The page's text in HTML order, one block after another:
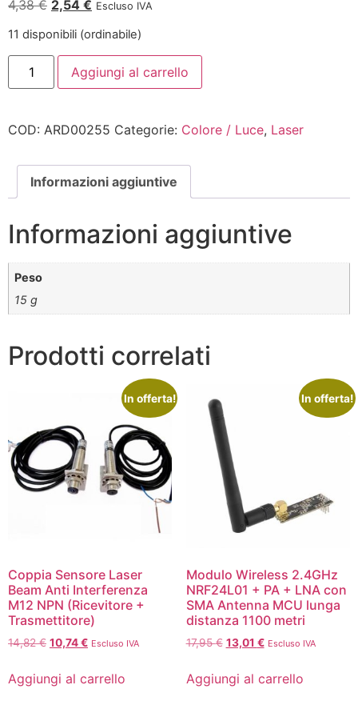
4,38€ 2,54 € Escluso IVA
11 disponibili (ordinabile)
Aggiungi al carrello
COD: ARD00255 Categorie: Colore / Luce, Laser
Informazioni aggiuntive
Informazioni aggiuntive
Peso
15 g
Prodotti correlati
In offerta!
Coppia Sensore Laser
Beam Anti Interferenza
M12 NPN (Ricevitore +
Trasmettitore)
14,82€ 10,74€ Escluso IVA
Aggiungi al carrello
In offerta!
Modulo Wireless 2.4GHz
NRF24L01 + PA + LNA con
SMA Antenna MCU lunga
distanza 1100 metri
17,95€ 13,01 € Escluso IVA
Aggiungi al carrello